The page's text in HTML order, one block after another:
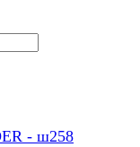
- ш258